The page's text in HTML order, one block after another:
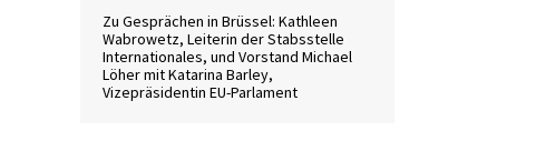
Zu Gesprächen in Brüssel: Kathleen
Wabrowetz, Leiterin der Stabsstelle
Internationales, und Vorstand Michael
Löher mit Katarina Barley,
Vizepräsidentin EU-Parlament